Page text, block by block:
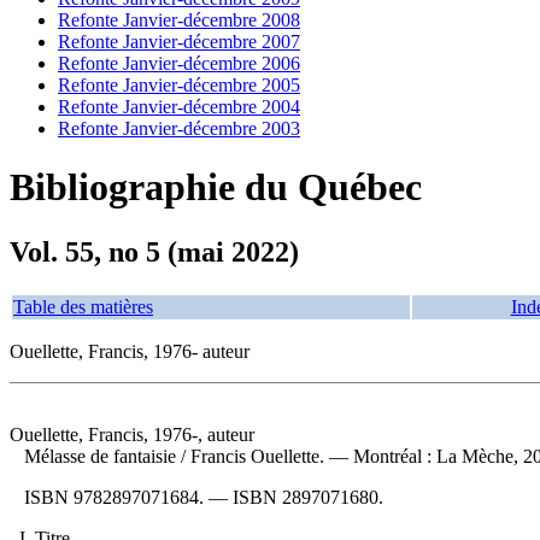
Refonte Janvier-décembre 2008
Refonte Janvier-décembre 2007
Refonte Janvier-décembre 2006
Refonte Janvier-décembre 2005
Refonte Janvier-décembre 2004
Refonte Janvier-décembre 2003
Bibliographie du Québec
Vol. 55, no 5 (mai 2022)
Table des matières
Ouellette, Francis, 1976- auteur
Ouellette, Francis, 1976-, auteur
Mélasse de fantaisie / Francis Ouellette. — Montréal : La Mèche,
ISBN 9782897071684. — ISBN 2897071680.